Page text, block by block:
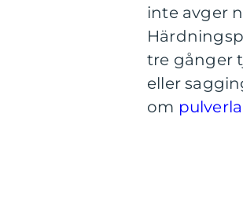
inte avger
tre gånger
eller
om